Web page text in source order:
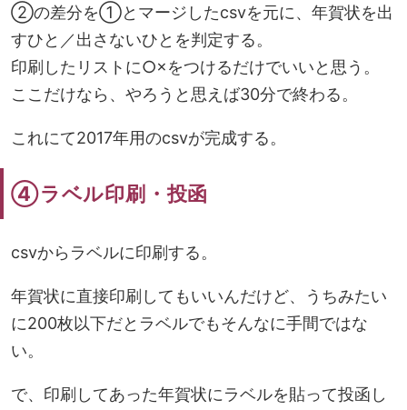
②の差分を①とマージしたcsvを元に、年賀状を出
すひと／出さないひとを判定する。
印刷したリストに○×をつけるだけでいいと思う。
ここだけなら、やろうと思えば30分で終わる。
これにて2017年用のcsvが完成する。
④ラベル印刷・投函
csvからラベルに印刷する。
年賀状に直接印刷してもいいんだけど、うちみたい
に200枚以下だとラベルでもそんなに手間ではな
い。
で、印刷してあった年賀状にラベルを貼って投函し